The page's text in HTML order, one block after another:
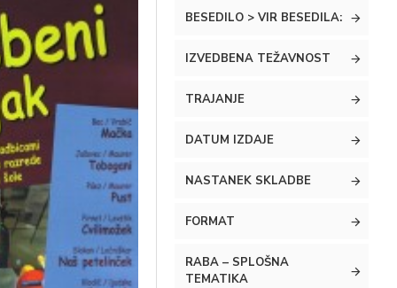
in ga leta
tekmovanju v
Julija 2016 je
BESEDILO > VIR BESEDILA:
IZVEDBENA TEŽAVNOST
TRAJANJE
DATUM IZDAJE
NASTANEK SKLADBE
FORMAT
RABA – SPLOŠNA
TEMATIKA